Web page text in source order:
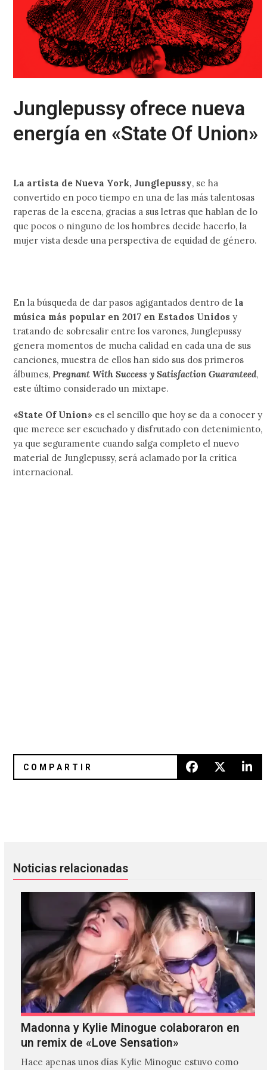
Junglepussy ofrece nueva
energía en «State Of Union»
La artista de Nueva York, Junglepussy, se ha
convertido en poco tiempo en una de las más talentosas
raperas de la escena, gracias a sus letras que hablan de lo
que pocos o ninguno de los hombres decide hacerlo, la
mujer vista desde una perspectiva de equidad de género.
En la búsqueda de dar pasos agigantados dentro de la
música más popular en 2017 en Estados Unidos y
tratando de sobresalir entre los varones, Junglepussy
genera momentos de mucha calidad en cada una de sus
canciones, muestra de ellos han sido sus dos primeros
álbumes, Pregnant With Success y Satisfaction Guaranteed,
este último considerado un mixtape.
«State Of Union» es el sencillo que hoy se da a conocer y
que merece ser escuchado y disfrutado con detenimiento,
ya que seguramente cuando salga completo el nuevo
material de Junglepussy, será aclamado por la crítica
internacional.
Noticias relacionadas
Madonna y Kylie Minogue colaboraron en
un remix de «Love Sensation»
Hace apenas unos días Kylie Minogue estuvo como